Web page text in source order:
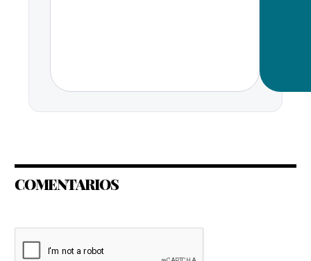
COMENTARIOS